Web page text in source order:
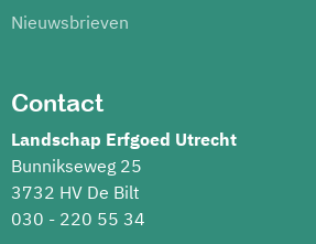
Nieuwsbrieven
Contact
Landschap Erfgoed Utrecht
Bunnikseweg 25
3732 HV De Bilt
030 - 220 55 34